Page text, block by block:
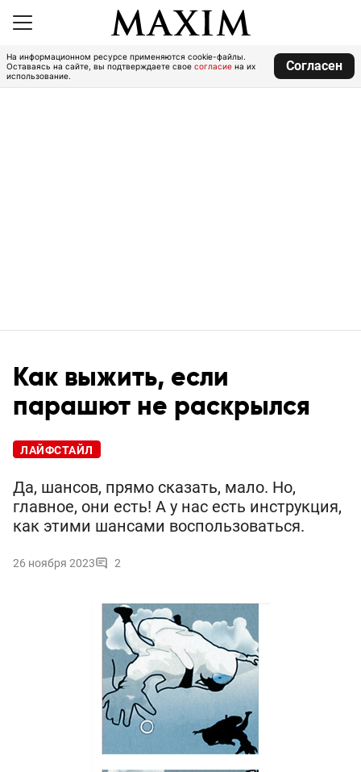
На информационном ресурсе применяются cookie-файлы.
Оставаясь на сайте, вы подтверждаете свое согласие на их
использование.
Согласен
Как выжить, если
парашют не раскрылся
ЛАЙФСТАЙЛ
Да, шансов, прямо сказать, мало. Но,
главное, они есть! А у нас есть инструкция,
как этими шансами воспользоваться.
26 ноября 2023 2